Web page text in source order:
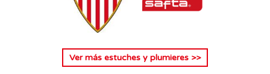
Ver más estuches y plumieres >>